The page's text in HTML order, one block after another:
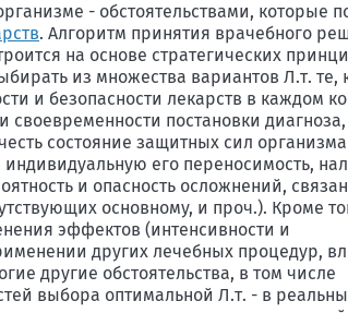
- обстоятельствами, которые
. Алгоритм принятия врачебного
на основе стратегических
из множества вариантов Л.т. те,
и безопасности лекарств в каждом
своевременности постановки диагноза,
состояние защитных сил
его переносимость,
и опасность осложнений,
основному, и проч.). Кроме
эффектов (интенсивности и
других лечебных процедур,
другие обстоятельства, в том числе
выбора оптимальной Л.т. - в